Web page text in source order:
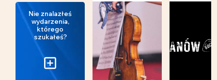
Nie znalazłeś
wydarzenia,
którego
szukałeś?